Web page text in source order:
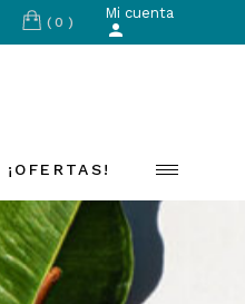
(0)
Mi cuenta
¡OFERTAS!